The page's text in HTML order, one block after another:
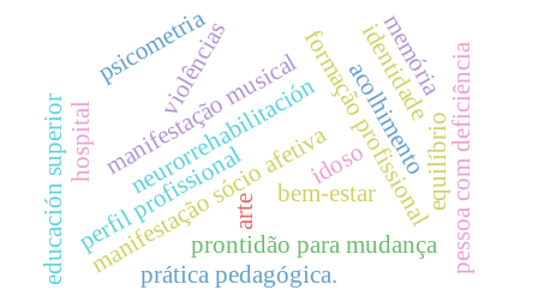
arte
prontidão para mudança
neurorrehabilitación
perfil profissional formação profissional
manifestação sócio afetiva
manifestação musical acolhimento
hospital
violências
psicometria
educación superior bem-estar equilí­briopessoa com deficiência
idoso
identidade
memória
prática pedagógica.